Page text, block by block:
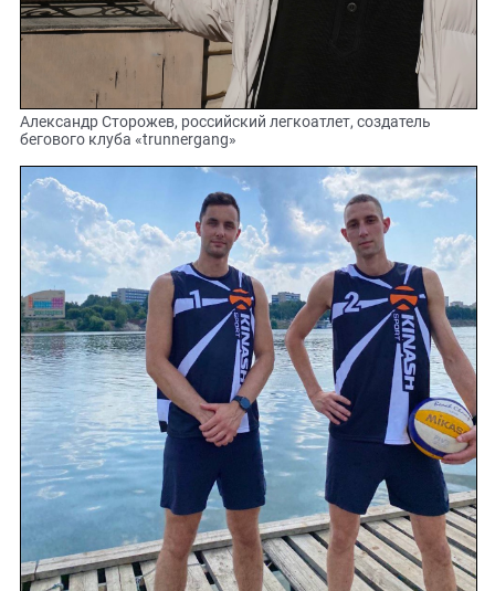
Александр Сторожев, российский легкоатлет, создатель
бегового клуба «trunnergang»